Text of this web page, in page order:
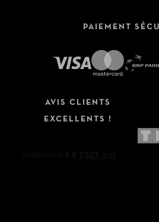
PAIEMENT
AVIS CLIENTS
EXCELLENTS !